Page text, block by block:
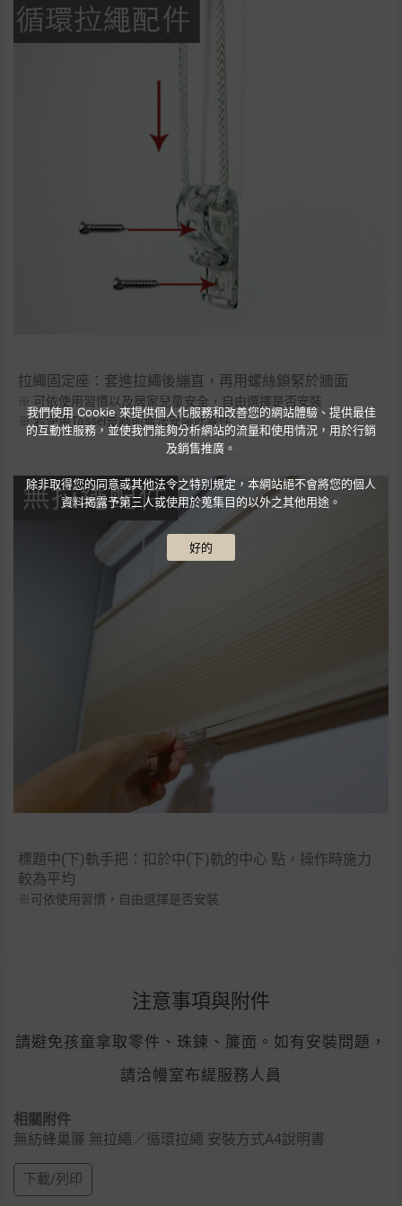
拉繩固定座：套進拉繩後繃直，再用螺絲鎖緊於牆面
※ 可依使用習慣以及居家兒童安全，自由選擇是否安裝
※ 若使用Tassel垂飾則無法安裝此零件
標題中(下)軌手把：扣於中(下)軌的中心 點，操作時施力
較為平均
※可依使用習慣，自由選擇是否安裝
注意事項與附件
請避免孩童拿取零件、珠鍊、簾面。如有安裝問題，
請洽幔室布緹服務人員
相關附件
無紡蜂巢簾 無拉繩／循環拉繩 安裝方式A4說明書
下載/列印
我們使用 Cookie 來提供個人化服務和改善您的網站體驗、提供最佳
的互動性服務，並使我們能夠分析網站的流量和使用情況，用於行銷
及銷售推廣。
除非取得您的同意或其他法令之特別規定，本網站絕不會將您的個人
資料揭露予第三人或使用於蒐集目的以外之其他用途。
好的